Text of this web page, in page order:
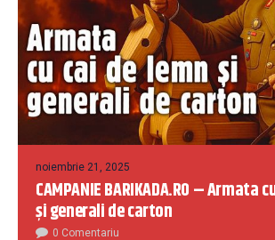
noiembrie 21, 2025
CAMPANIE BARIKADA.RO – Armata
și generali de carton
0 Comentariu